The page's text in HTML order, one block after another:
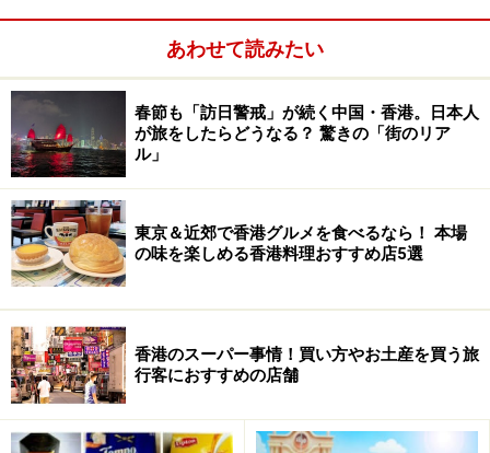
今ではローストグースといえばヨンキーというほど有名
ですが、今から約60年前創立者のカム・シュイ・ファイ
氏は町の小さなロースト屋からスタートさせました。お
目当てのローストグースはもちろんですが、その他のミ
シュラン1ツ星のお料理は満足度120%! 数々の賞を受賞し
ているお料理を少しずついただける「受賞料理セットメ
ニュー」（二人用860香港ドル、約1万円）もあり。店先
にガチョウがぶら下がっているのが目印、ランカイフォ
ンの近くにあります。
あわせて読みたい
春節も「訪日警戒」が続く中国・香港。日本人
が旅をしたらどうなる？ 驚きの「街のリア
ル」
東京＆近郊で香港グルメを食べるなら！ 本場
の味を楽しめる香港料理おすすめ店5選
香港のスーパー事情！買い方やお土産を買う旅
行客におすすめの店舗